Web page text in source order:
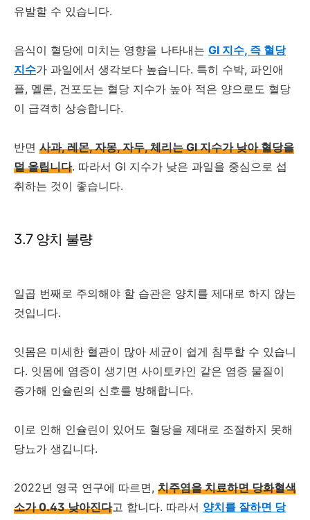
유발할 수 있습니다.
음식이 혈당에 미치는 영향을 나타내는 GI 지수, 즉 혈당
지수가 과일에서 생각보다 높습니다. 특히 수박, 파인애
플, 멜론, 건포도는 혈당 지수가 높아 적은 양으로도 혈당
이 급격히 상승합니다.
반면 사과, 레몬, 자몽, 자두, 체리는 GI 지수가 낮아 혈당을
덜 올립니다. 따라서 GI 지수가 낮은 과일을 중심으로 섭
취하는 것이 좋습니다.
3.7 양치 불량
일곱 번째로 주의해야 할 습관은 양치를 제대로 하지 않는
것입니다.
잇몸은 미세한 혈관이 많아 세균이 쉽게 침투할 수 있습니
다. 잇몸에 염증이 생기면 사이토카인 같은 염증 물질이
증가해 인슐린의 신호를 방해합니다.
이로 인해 인슐린이 있어도 혈당을 제대로 조절하지 못해
당뇨가 생깁니다.
2022년 영국 연구에 따르면, 치주염을 치료하면 당화혈색
소가 0.43 낮아진다고 합니다. 따라서 양치를 잘하면 당